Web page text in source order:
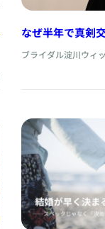
なぜ半年で真剣
近づく女性の特
ブライダル淀川ウィ